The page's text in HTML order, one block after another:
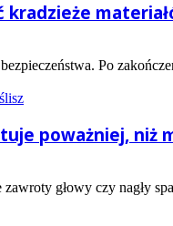
Po
poważniej, niż
głowy czy nagły